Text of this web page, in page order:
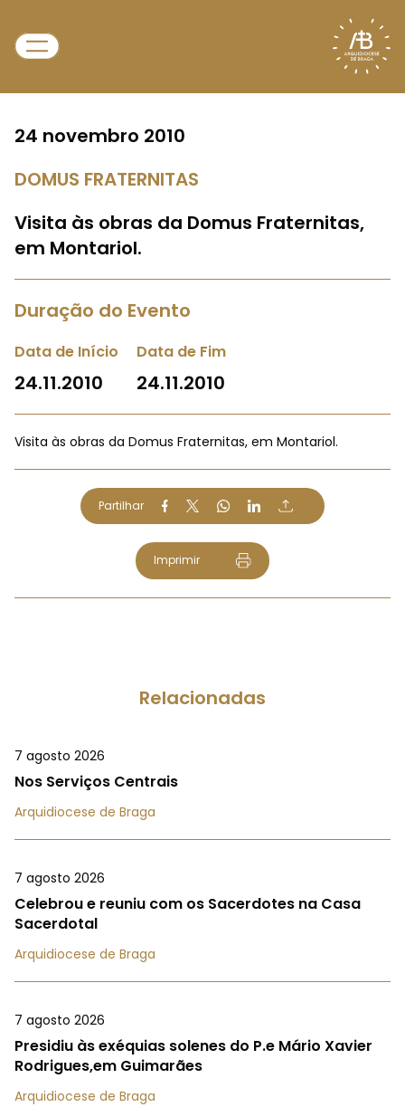
24 novembro 2010
DOMUS FRATERNITAS
Visita às obras da Domus Fraternitas,
em Montariol.
Duração do Evento
Data de Início
24.11.2010
Data de Fim
24.11.2010
Visita às obras da Domus Fraternitas, em Montariol.
Partilhar
Imprimir
Relacionadas
7 agosto 2026
Nos Serviços Centrais
Arquidiocese de Braga
7 agosto 2026
Celebrou e reuniu com os Sacerdotes na Casa
Sacerdotal
Arquidiocese de Braga
7 agosto 2026
Presidiu às exéquias solenes do P.e Mário Xavier
Rodrigues,em Guimarães
Arquidiocese de Braga